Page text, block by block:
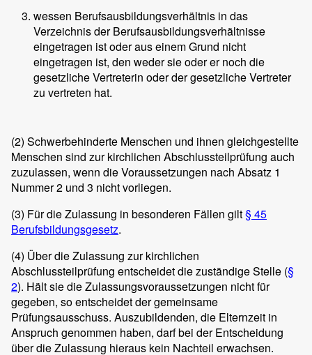
wessen Berufsausbildungsverhältnis in das
Verzeichnis der Berufsausbildungsverhältnisse
eingetragen ist oder aus einem Grund nicht
eingetragen ist, den weder sie oder er noch die
gesetzliche Vertreterin oder der gesetzliche Vertreter
zu vertreten hat.
(2) Schwerbehinderte Menschen und ihnen gleichgestellte
Menschen sind zur kirchlichen Abschlussteilprüfung auch
zuzulassen, wenn die Voraussetzungen nach Absatz 1
Nummer 2 und 3 nicht vorliegen.
(3) Für die Zulassung in besonderen Fällen gilt§ 45
Berufsbildungsgesetz.
(4) Über die Zulassung zur kirchlichen
Abschlussteilprüfung entscheidet die zuständige Stelle (§
2). Hält sie die Zulassungsvoraussetzungen nicht für
gegeben, so entscheidet der gemeinsame
Prüfungsausschuss. Auszubildenden, die Elternzeit in
Anspruch genommen haben, darf bei der Entscheidung
über die Zulassung hieraus kein Nachteil erwachsen.